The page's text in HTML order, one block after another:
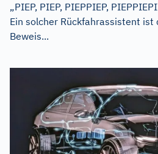
„PIEP, PIEP, PIEPPIEP,
Ein solcher Rückfahrassistent
Beweis...